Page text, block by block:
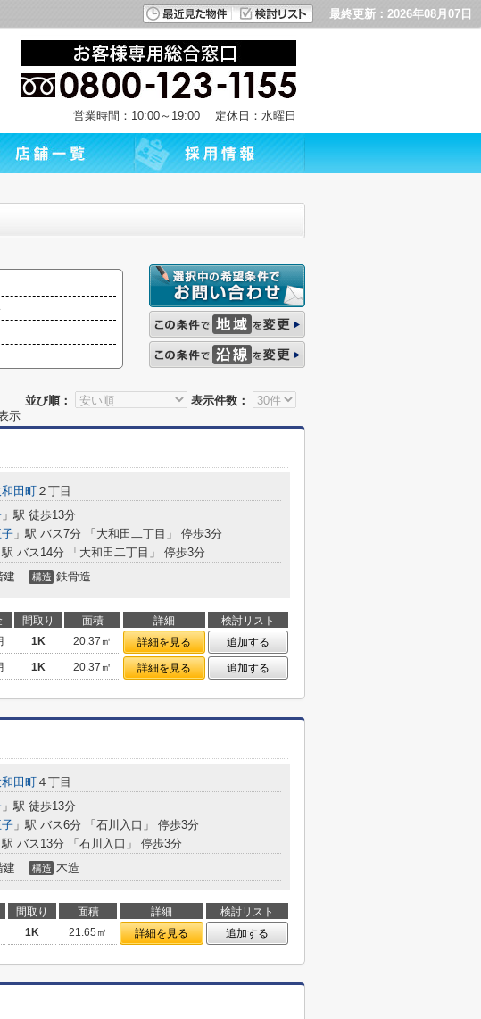
最終更新：2026年08月07日
営業時間：10:00～19:00 定休日：水曜日
並び順：
表示件数：
示
和田町 ２丁目
」駅 徒歩13分
」駅 バス7分 「大和田二丁目」 停歩3分
駅 バス14分 「大和田二丁目」 停歩3分
建 構造 鉄骨造
間取り 面積 詳細
検討リスト
1K 20.37㎡ 詳細を見る
追加する
1K 20.37㎡ 詳細を見る 追加する
和田町 ４丁目
」駅 徒歩13分
」駅 バス6分 「石川入口」 停歩3分
駅 バス13分 「石川入口」 停歩3分
建 構造 木造
間取り 面積 詳細
検討リスト
1K 21.65㎡ 詳細を見る 追加する